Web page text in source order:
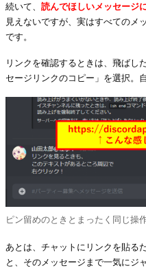
続いて、 読んでほしいメッセージ
見えないですが、実はすべてのメ
です。
リンクを確認するときは、飛ばし
セージリンクのコピー」を選択。
ピン留めのときとまったく同じ操
あとは、チャットにリンクを貼る
と、そのメッセージまで一気にジ